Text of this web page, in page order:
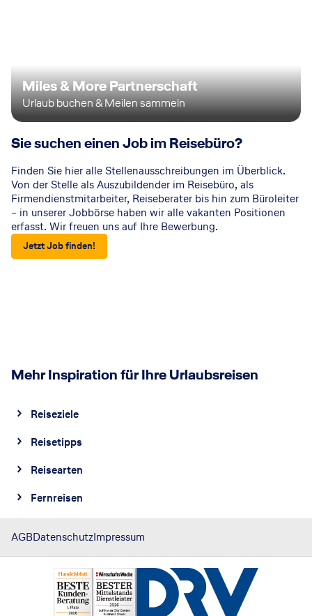
Miles & More Partnerschaft
Urlaub buchen & Meilen sammeln
Sie suchen einen Job im Reisebüro?
Finden Sie hier alle Stellenausschreibungen im Überblick.
Von der Stelle als Auszubildender im Reisebüro, als
Firmendienstmitarbeiter, Reiseberater bis hin zum Büroleiter
– in unserer Jobbörse haben wir alle vakanten Positionen
erfasst. Wir freuen uns auf Ihre Bewerbung.
Jetzt Job finden!
Mehr Inspiration für Ihre Urlaubsreisen
Reiseziele
Reisetipps
Reisearten
Fernreisen
AGBDatenschutzImpressum